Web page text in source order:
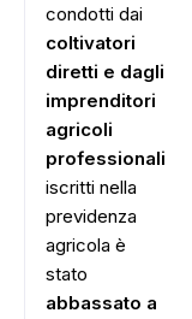
condotti dai
coltivatori
diretti e dagli
imprenditori
agricoli
professionali
iscritti nella
previdenza
agricola è
stato
abbassato a